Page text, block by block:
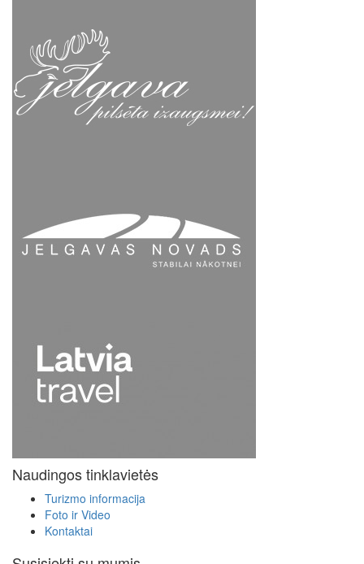
Naudingos tinklavietės
Turizmo informacija
Foto ir Video
Kontaktai